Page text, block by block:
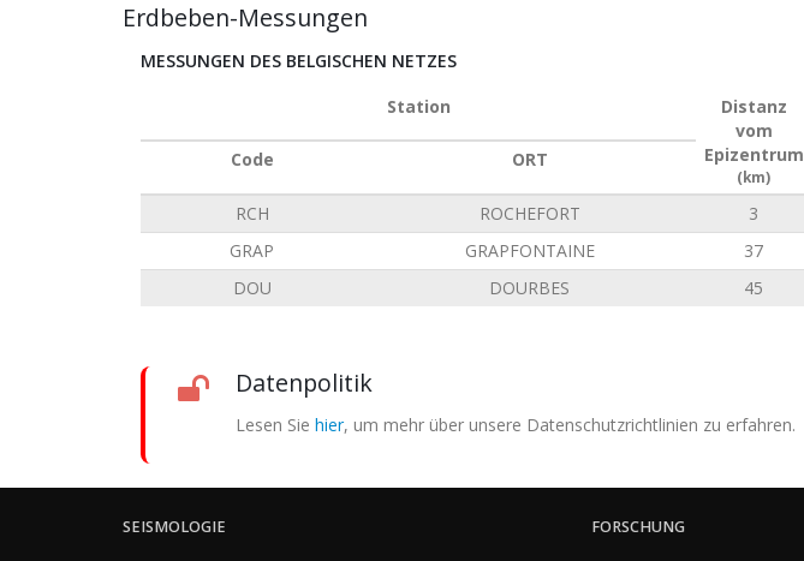
Erdbeben-Messungen
MESSUNGEN DES BELGISCHEN NETZES
Station
Distanz
vom
Epizentrum
(km)
Code ORT
RCH ROCHEFORT 3
GRAP
GRAPFONTAINE 37
DOU
DOURBES 45
Datenpolitik
Lesen Sie hier, um mehr über unsere Datenschutzrichtlinien zu erfahren.
SEISMOLOGIE FORSCHUNG